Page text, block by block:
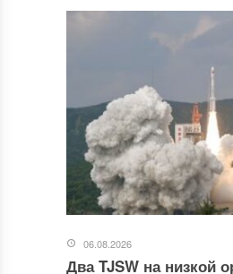
06.08.2026
Два TJSW на низкой